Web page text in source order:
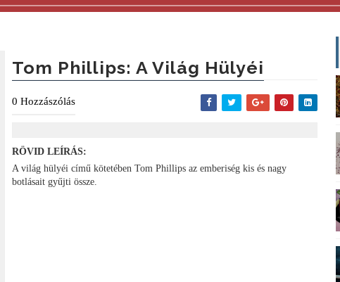
Tom Phillips: A Világ Hülyéi
0 Hozzászólás
RÖVID LEÍRÁS:
A világ hülyéi című kötetében Tom Phillips az emberiség kis és nagy
botlásait gyűjti össze.